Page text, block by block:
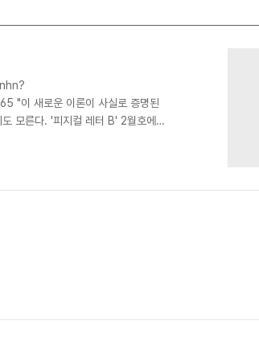
새로운 이론이 사실로 증명된
모른다. '피지컬 레터 B' 2월호에
야 다스 교수는 "우리의 이론은 우
시간적으..